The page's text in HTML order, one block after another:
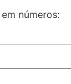
números: